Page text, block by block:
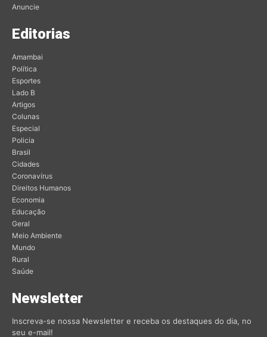
Anuncie
Editorias
Amambai
Política
Esportes
Lado B
Artigos
Colunas
Especial
Policia
Brasil
Cidades
Coronavírus
Direitos Humanos
Economia
Educação
Geral
Meio Ambiente
Mundo
Rural
Saúde
Newsletter
Inscreva-se nossa Newsletter e receba os destaques do dia, no
seu e-mail!